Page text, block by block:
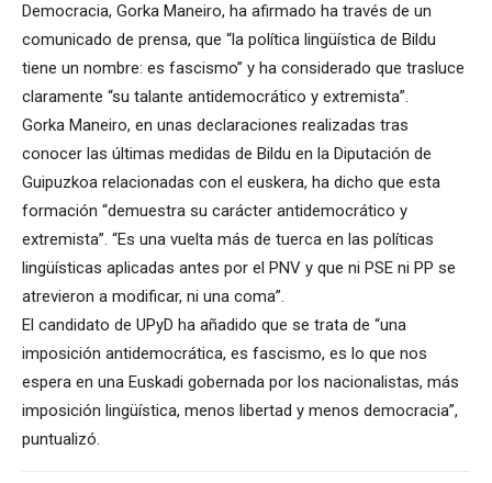
Democracia, Gorka Maneiro, ha afirmado ha través de un
comunicado de prensa, que “la política lingüística de Bildu
tiene un nombre: es fascismo” y ha considerado que trasluce
claramente “su talante antidemocrático y extremista”.
Gorka Maneiro, en unas declaraciones realizadas tras
conocer las últimas medidas de Bildu en la Diputación de
Guipuzkoa relacionadas con el euskera, ha dicho que esta
formación “demuestra su carácter antidemocrático y
extremista”. “Es una vuelta más de tuerca en las políticas
lingüísticas aplicadas antes por el PNV y que ni PSE ni PP se
atrevieron a modificar, ni una coma”.
El candidato de UPyD ha añadido que se trata de “una
imposición antidemocrática, es fascismo, es lo que nos
espera en una Euskadi gobernada por los nacionalistas, más
imposición lingüística, menos libertad y menos democracia”,
puntualizó.